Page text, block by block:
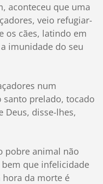
aconteceu que uma
veio refugiar-
os cães, latindo em
imunidade do seu
num
santo prelado, tocado
Deus, disse-lhes,
pobre animal não
que infelicidade
hora da morte é